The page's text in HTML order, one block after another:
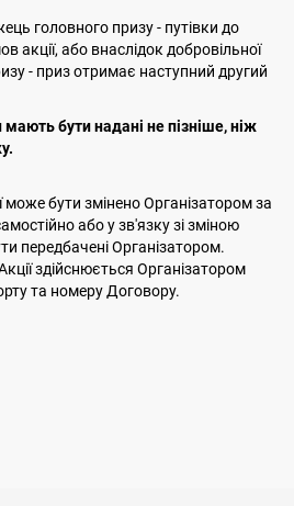
головного призу - путівки до
акції, або внаслідок добровільної
- приз отримає наступний другий
бути надані не пізніше, ніж
може бути змінено Організатором за
або у зв'язку зі зміною
передбачені Організатором.
здійснюється Організатором
та номеру Договору.